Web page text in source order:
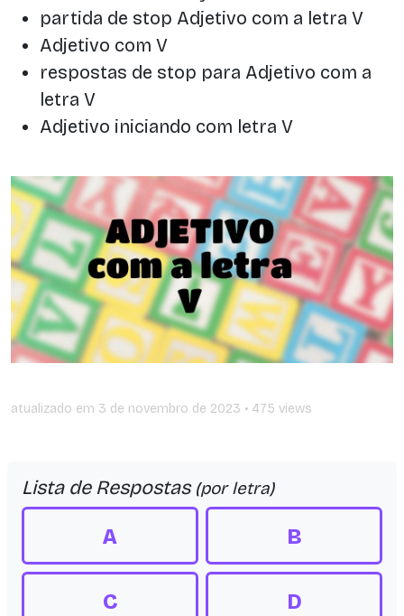
partida de stop Adjetivo com a letra V
Adjetivo com V
respostas de stop para Adjetivo com a
letra V
Adjetivo iniciando com letra V
atualizado em 3 de novembro de 2023 • 475 views
Lista de Respostas (por letra)
A B
C D